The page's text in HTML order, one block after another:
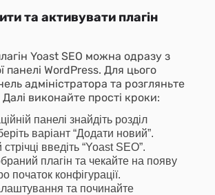
та активувати плагін
Yoast SEO можна одразу з
панелі WordPress. Для цього
адміністратора та розгляньте
виконайте прості кроки:
панелі знайдіть розділ
варіант “Додати новий”.
введіть “Yoast SEO”.
плагін та чекайте на появу
початок конфігурації.
та починайте